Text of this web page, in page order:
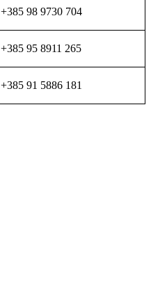
+385 98 9730 704
+385 95 8911 265
+385 91 5886 181